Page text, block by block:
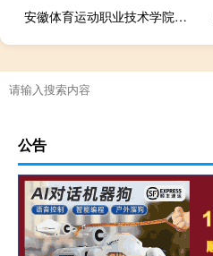
安徽体育运动职业技术学院是哪一年创办的
公告